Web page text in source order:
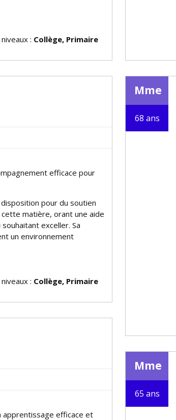
: Collège, Primaire
efficace pour
pour du soutien
matière, offrant une aide
exceller. Sa
un environnement
: Collège, Primaire
Mme
68 ans
apprentissage efficace et
Mme
65 ans